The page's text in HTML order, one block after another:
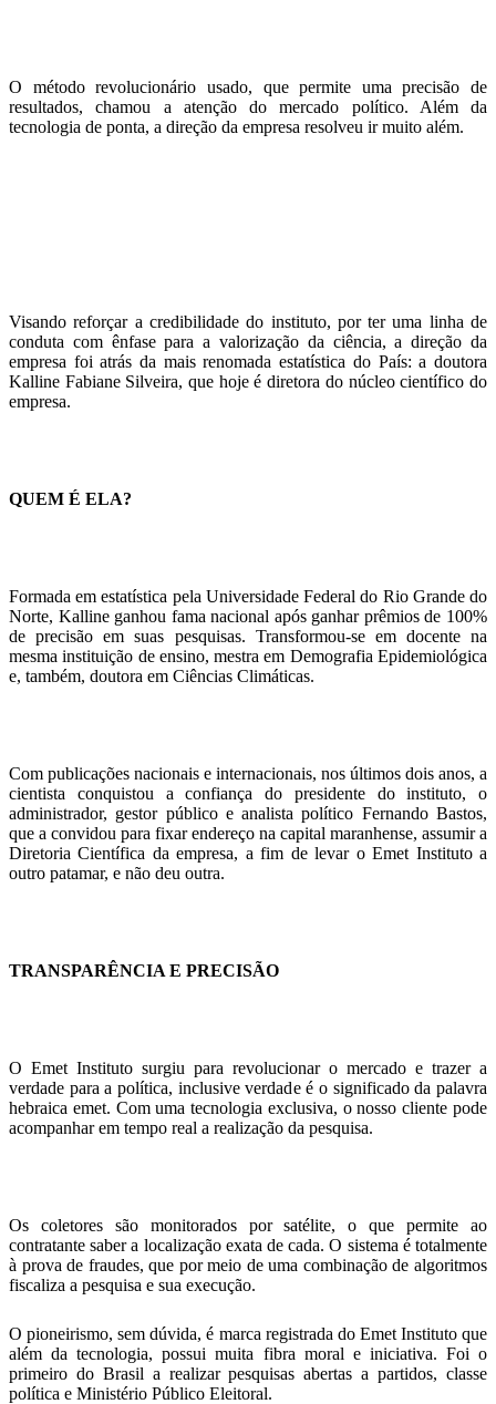
O método revolucionário usado, que permite uma precisão de
resultados, chamou a atenção do mercado político. Além da
tecnologia de ponta, a direção da empresa resolveu ir muito além.
Visando reforçar a credibilidade do instituto, por ter uma linha de
conduta com ênfase para a valorização da ciência, a direção da
empresa foi atrás da mais renomada estatística do País: a doutora
Kalline Fabiane Silveira, que hoje é diretora do núcleo científico do
empresa.
QUEM É ELA?
Formada em estatística pela Universidade Federal do Rio Grande do
Norte, Kalline ganhou fama nacional após ganhar prêmios de 100%
de precisão em suas pesquisas. Transformou-se em docente na
mesma instituição de ensino, mestra em Demografia Epidemiológica
e, também, doutora em Ciências Climáticas.
Com publicações nacionais e internacionais, nos últimos dois anos, a
cientista conquistou a confiança do presidente do instituto, o
administrador, gestor público e analista político Fernando Bastos,
que a convidou para fixar endereço na capital maranhense, assumir a
Diretoria Científica da empresa, a fim de levar o Emet Instituto a
outro patamar, e não deu outra.
TRANSPARÊNCIA E PRECISÃO
O Emet Instituto surgiu para revolucionar o mercado e trazer a
verdade para a política, inclusive verdade é o significado da palavra
hebraica emet. Com uma tecnologia exclusiva, o nosso cliente pode
acompanhar em tempo real a realização da pesquisa.
Os coletores são monitorados por satélite, o que permite ao
contratante saber a localização exata de cada. O sistema é totalmente
à prova de fraudes, que por meio de uma combinação de algoritmos
fiscaliza a pesquisa e sua execução.
O pioneirismo, sem dúvida, é marca registrada do Emet Instituto que
além da tecnologia, possui muita fibra moral e iniciativa. Foi o
primeiro do Brasil a realizar pesquisas abertas a partidos, classe
política e Ministério Público Eleitoral.